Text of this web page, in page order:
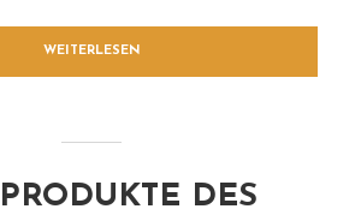
WEITERLESEN
DES